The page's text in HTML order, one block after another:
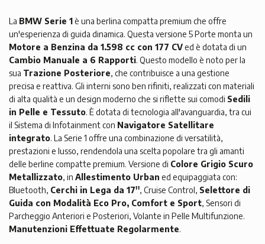
La BMW Serie 1è una berlina compatta premium che offre
un'esperienza di guida dinamica. Questa versione 5 Porte monta un
Motore a Benzina da 1.598 cc con 177 CVed è dotata di un
Cambio Manuale a 6 Rapporti. Questo modello è noto per la
sua Trazione Posteriore, che contribuisce a una gestione
precisa e reattiva. Gli interni sono ben rifiniti, realizzati con materiali
di alta qualità e un design moderno che si riflette sui comodi Sedili
in Pelle e Tessuto. È dotata di tecnologia all'avanguardia, tra cui
il Sistema di Infotainment con Navigatore Satellitare
integrato. La Serie 1 offre una combinazione di versatilità,
prestazioni e lusso, rendendola una scelta popolare tra gli amanti
delle berline compatte premium. Versione di Colore Grigio Scuro
Metallizzato, in Allestimento Urban ed equipaggiata con:
Bluetooth, Cerchi in Lega da 17'', Cruise Control, Selettore di
Guida con Modalità Eco Pro, Comfort e Sport, Sensori di
Parcheggio Anteriori e Posteriori, Volante in Pelle Multifunzione.
Manutenzioni Effettuate Regolarmente.